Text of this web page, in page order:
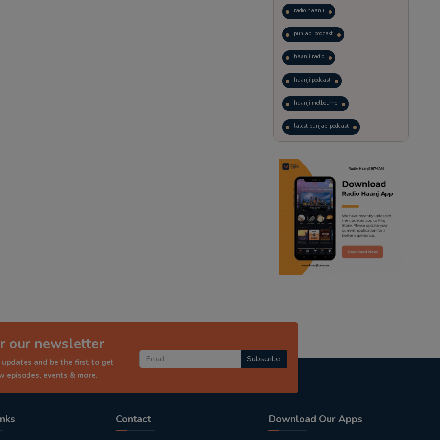
radio haanji
punjabi podcast
haanji radio
haanji podcast
haanji melbourne
latest punjabi podcast
trending punjabi podcast
ranjodh singh
punjabi podcast australia
radio haanji updates
punjabi kahani
our newsletter
and be the first to get
episodes, events & more.
Subscribe
Contact Download Our Apps